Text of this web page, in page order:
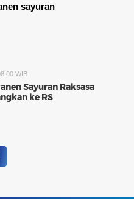
sayuran
WIB
Sayuran Raksasa
ke RS